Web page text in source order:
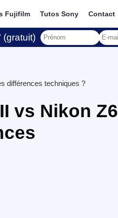
Fujifilm Tutos Sony Contact
(gratuit)
différences techniques ?
vs Nikon Z6